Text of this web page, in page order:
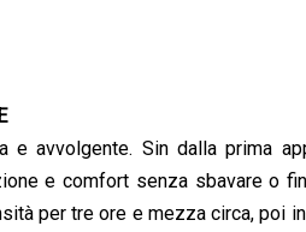
e avvolgente. Sin dalla prima
e comfort senza sbavare o
per tre ore e mezza circa, poi